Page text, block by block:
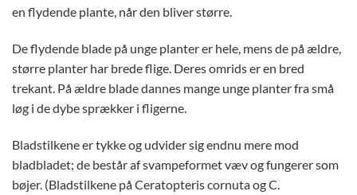
en flydende plante, når den bliver større.
De flydende blade på unge planter er hele, mens de på ældre,
større planter har brede flige. Deres omrids er en bred
trekant. På ældre blade dannes mange unge planter fra små
løg i de dybe sprækker i fligerne.
Bladstilkene er tykke og udvider sig endnu mere mod
bladbladet; de består af svampeformet væv og fungerer som
bøjer. (Bladstilkene på Ceratopteris cornuta og C.